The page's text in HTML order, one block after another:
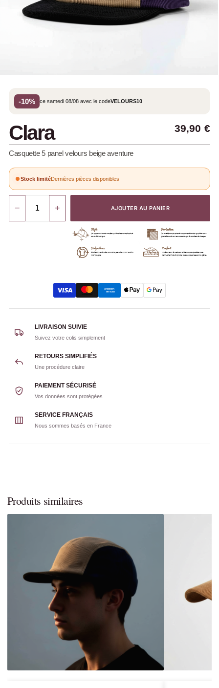
-10% ce samedi 08/08 avec le codeVELOURS10
Clara 39,90 €
Casquette 5 panel velours beige aventure
Stock limitéDernières pièces disponibles
− + AJOUTER AU PANIER
LIVRAISON SUIVIE
Suivez votre colis simplement
RETOURS SIMPLIFIÉS
Une procédure claire
PAIEMENT SÉCURISÉ
Vos données sont protégées
SERVICE FRANÇAIS
Nous sommes basés en France
Produits similaires